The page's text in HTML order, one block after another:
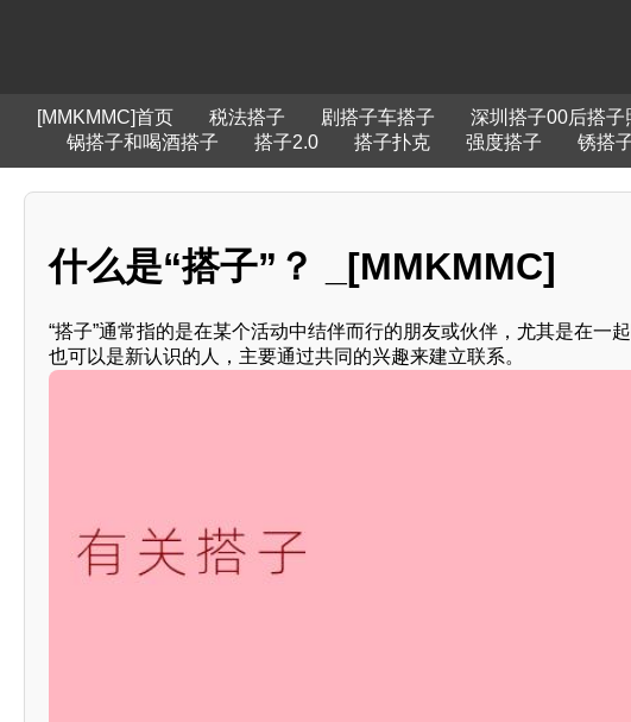
[MMKMMC]首页 税法搭子 剧搭子车搭子 深圳搭子00后搭子
锅搭子和喝酒搭子
搭子2.0 搭子扑克 强度搭子 锈搭
什么是“搭子”？ _[MMKMMC]
“搭子”通常指的是在某个活动中结伴而行的朋友或伙伴，尤其是在一
也可以是新认识的人，主要通过共同的兴趣来建立联系。